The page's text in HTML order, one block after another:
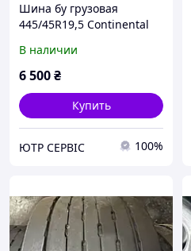
Шина бу грузовая
445/45R19,5 Continental
В наличии
6 500₴
Купить
ЮТР СЕРВІС 100%